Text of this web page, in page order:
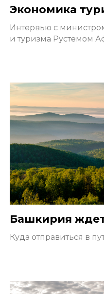
Экономика
Интервью с
и туризма Рустемом
Башкирия
Куда отправиться в